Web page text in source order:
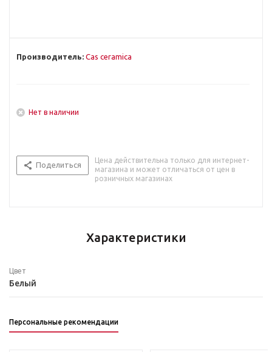
Производитель: Cas ceramica
Нет в наличии
Поделиться
Цена действительна только для интернет-
магазина и может отличаться от цен в
розничных магазинах
Характеристики
Цвет
Белый
Персональные рекомендации